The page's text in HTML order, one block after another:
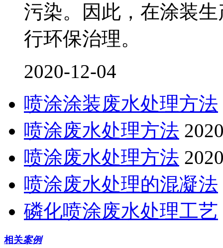
污染。因此，在涂装
行环保治理。
2020-12-04
喷涂涂装废水处理方法
喷涂废水处理方法
喷涂废水处理方法
喷涂废水处理的混凝法
磷化喷涂废水处理工艺
相关案例